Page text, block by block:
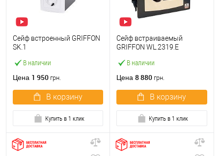
В наличии
Сейф встроенный GRIFFON
SK.1
Цена 1 950 грн.
В корзину
Купить в 1 клик
В наличии
Сейф встраиваемый
GRIFFON WL.2319.E
Цена 8 880 грн.
В корзину
Купить в 1 клик